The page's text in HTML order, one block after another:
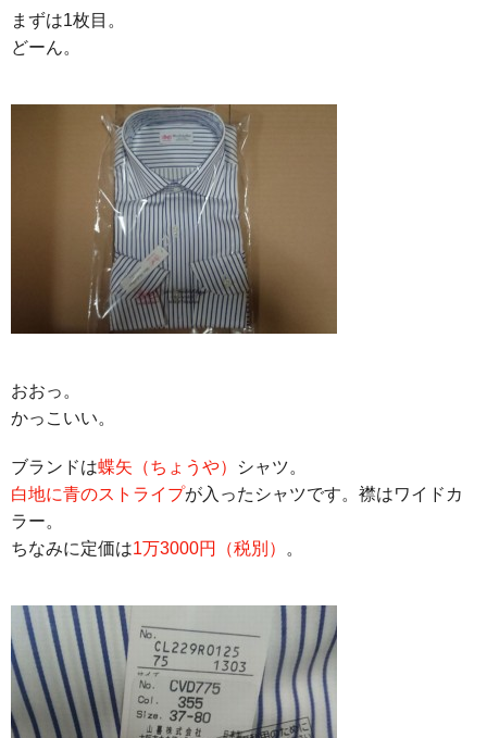
まずは1枚目。
どーん。
おおっ。
かっこいい。
ブランドは蝶矢（ちょうや）
シャツ。
白地に青のストライプが入ったシャツです。襟はワイドカ
ラー。
ちなみに定価は1万3000円（税別） 。